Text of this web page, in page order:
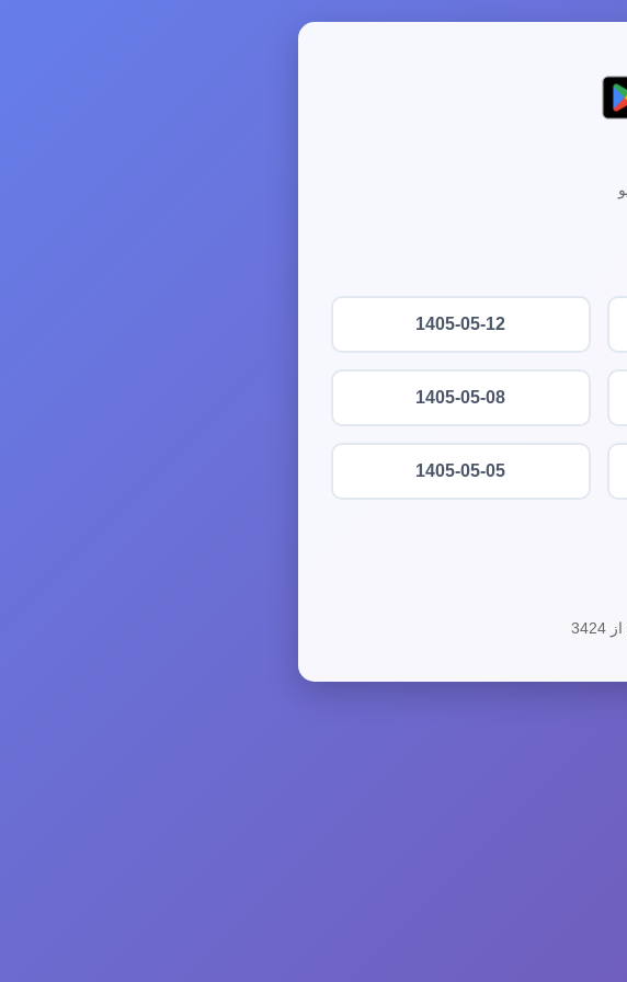
1405-05-12
1405-05-08
1405-05-05